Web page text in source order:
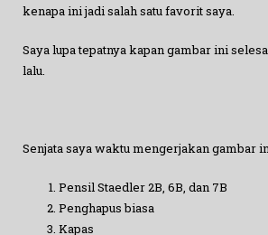
kenapa ini jadi salah satu favorit saya.
Saya lupa tepatnya kapan gambar ini
lalu.
Senjata saya waktu mengerjakan gambar
Pensil Staedler 2B, 6B, dan 7B
Penghapus biasa
Kapas